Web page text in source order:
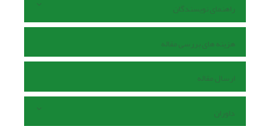
راهنمای نویسندگان
هزینه های بررسی مقاله
ارسال مقاله
داوران